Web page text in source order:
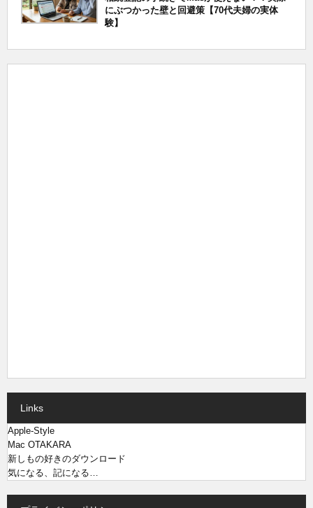
にぶつかった壁と回避策【70代夫婦の実体
験】
Links
Apple-Style
Mac OTAKARA
新しもの好きのダウンロード
気になる、記になる…